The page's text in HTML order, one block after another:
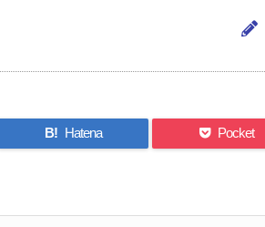
B! Hatena Pocket